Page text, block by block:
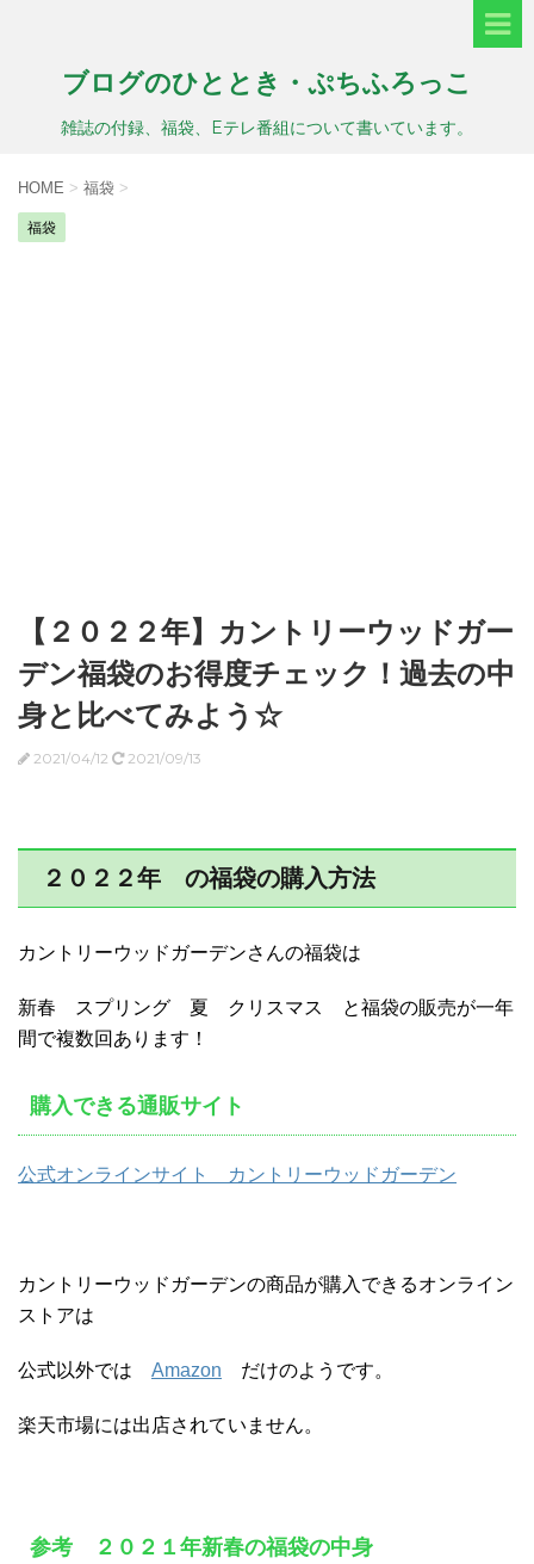
ブログのひととき・ぷちふろっこ
雑誌の付録、福袋、Eテレ番組について書いています。
HOME > 福袋 >
福袋
【２０２２年】カントリーウッドガー
デン福袋のお得度チェック！過去の中
身と比べてみよう☆
2021/04/12 2021/09/13
２０２２年 の福袋の購入方法
カントリーウッドガーデンさんの福袋は
新春 スプリング 夏 クリスマス と福袋の販売が一年
間で複数回あります！
購入できる通販サイト
公式オンラインサイト カントリーウッドガーデン
カントリーウッドガーデンの商品が購入できるオンライン
ストアは
公式以外では Amazon だけのようです。
楽天市場には出店されていません。
参考 ２０２１年新春の福袋の中身